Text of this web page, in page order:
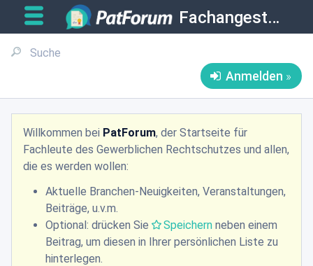
Fachangestellte
Anmelden
Willkommen bei PatForum, der Startseite für
Fachleute des Gewerblichen Rechtschutzes und allen,
die es werden wollen:
Aktuelle Branchen-Neuigkeiten, Veranstaltungen,
Beiträge, u.v.m.
Optional: drücken Sie
Speichern neben einem
Beitrag, um diesen in Ihrer persönlichen Liste zu
hinterlegen.